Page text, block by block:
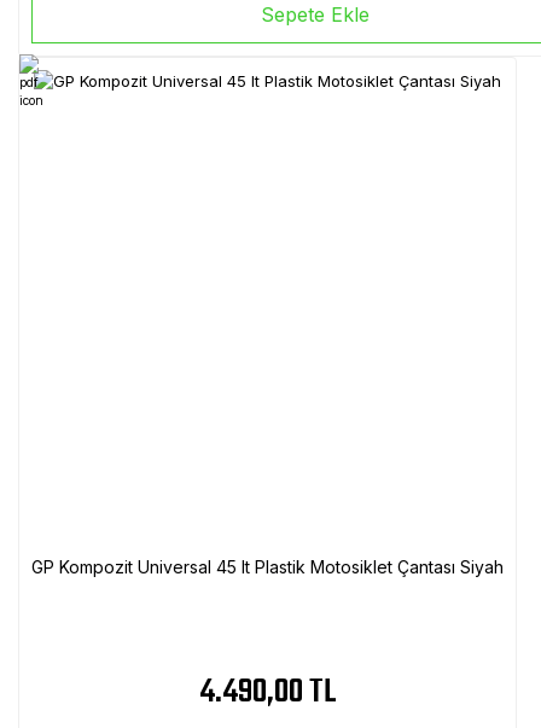
Sepete Ekle
GP Kompozit Universal 45 lt Plastik Motosiklet Çantası Siyah
4.490,00 TL